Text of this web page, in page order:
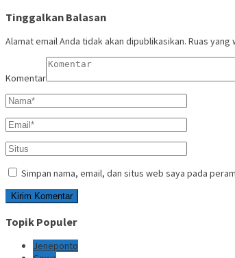
Tinggalkan Balasan
Alamat email Anda tidak akan dipublikasikan. Ruas yang
Komentar
Simpan nama, email, dan situs web saya pada
Topik Populer
Jeneponto